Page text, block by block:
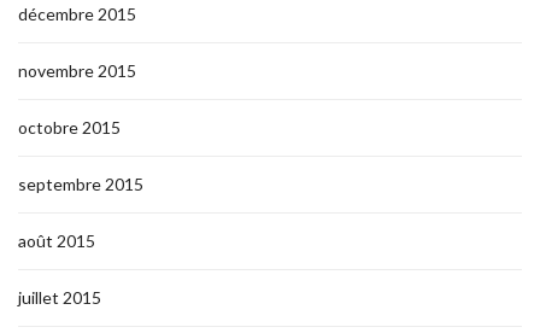
décembre 2015
novembre 2015
octobre 2015
septembre 2015
août 2015
juillet 2015